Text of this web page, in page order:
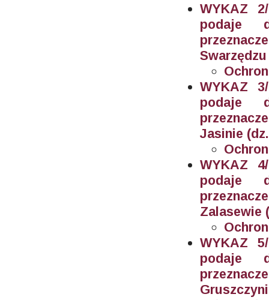
WYKAZ
podaje
WYKAZ
podaje
Jasinie
WYKAZ
podaje
Zalasewie
WYKAZ
podaje